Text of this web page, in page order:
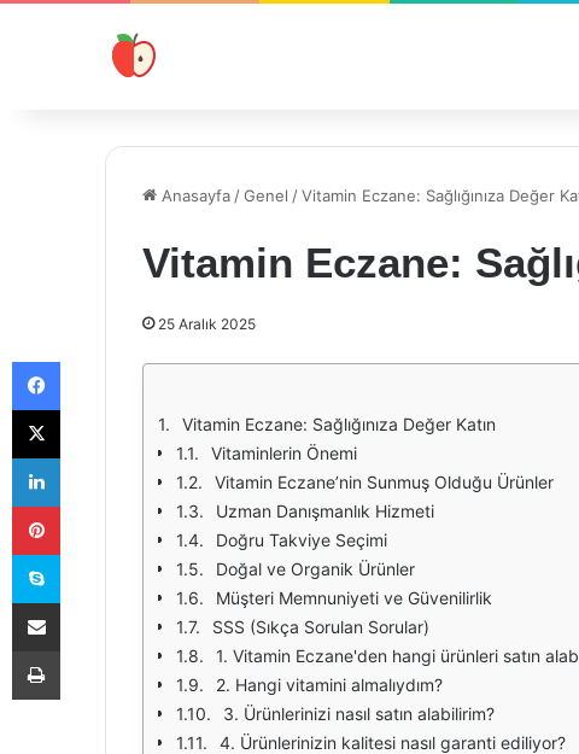
Anasayfa /Genel /Vitamin Eczane: Sağlığınıza Değer
Vitamin Eczane:
25 Aralık 2025
Vitamin Eczane: Sağlığınıza Değer Katın
Vitaminlerin Önemi
Vitamin Eczane’nin Sunmuş Olduğu Ürünler
Uzman Danışmanlık Hizmeti
Doğru Takviye Seçimi
Doğal ve Organik Ürünler
Müşteri Memnuniyeti ve Güvenilirlik
SSS (Sıkça Sorulan Sorular)
1. Vitamin Eczane'den hangi ürünleri satın
2. Hangi vitamini almalıydım?
3. Ürünlerinizi nasıl satın alabilirim?
4. Ürünlerinizin kalitesi nasıl garanti ediliyor?
Facebook
X
LinkedIn
Pinterest
Skype
E-Posta ile paylaş